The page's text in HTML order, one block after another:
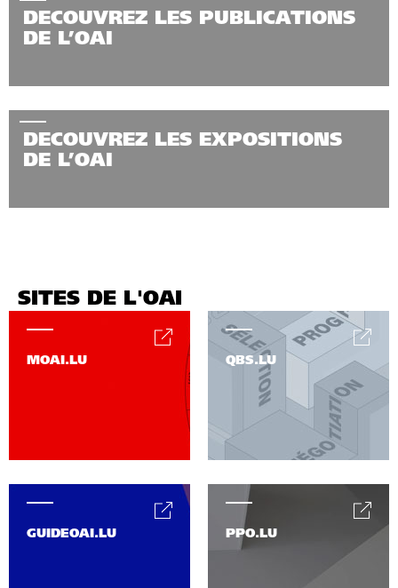
DECOUVREZ LES PUBLICATIONS
DE L’OAI
DECOUVREZ LES EXPOSITIONS
DE L’OAI
SITES DE L'OAI
MOAI.LU QBS.LU
PPO.LU
GUIDEOAI.LU